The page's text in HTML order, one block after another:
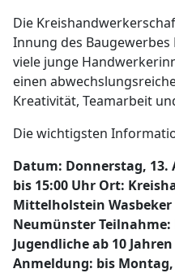
Die
Innung des
viele junge
einen
Kreativität, Teamarbeit
Die wichtigsten
Datum: Donnerstag, 13.
bis 15:00 Uhr Ort:
Mittelholstein Wasbeker
Neumünster
Jugendliche ab 10
Anmeldung: bis